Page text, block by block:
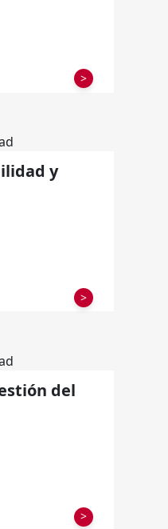
>
y
>
del
>